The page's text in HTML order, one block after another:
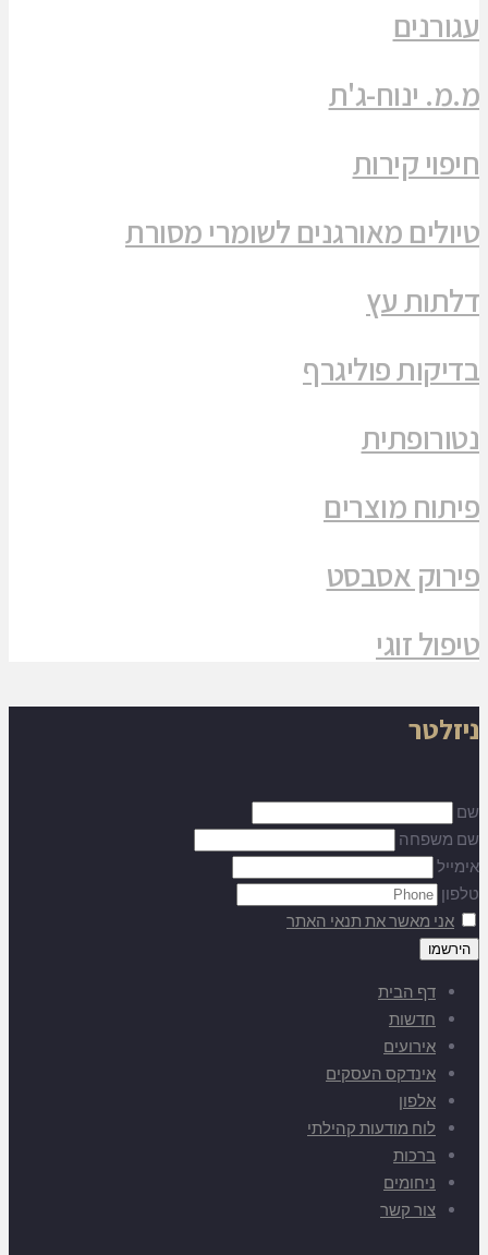
עגורנים
מ.מ. ינוח-ג'ת
חיפוי קירות
טיולים מאורגנים לשומרי מסורת
דלתות עץ
בדיקות פוליגרף
נטורופתית
פיתוח מוצרים
פירוק אסבסט
טיפול זוגי
ניזלטר
שם
שם משפחה
אימייל
טלפון
אני מאשר את תנאי האתר
דף הבית
חדשות
אירועים
אינדקס העסקים
אלפון
לוח מודעות קהילתי
ברכות
ניחומים
צור קשר